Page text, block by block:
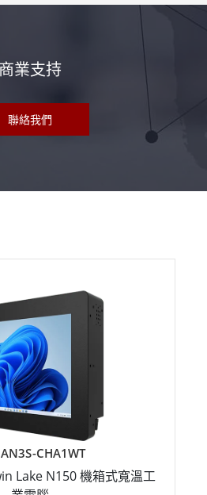
商業支持
聯絡我們
CHA1WT
Lake N150 機箱式寬溫工